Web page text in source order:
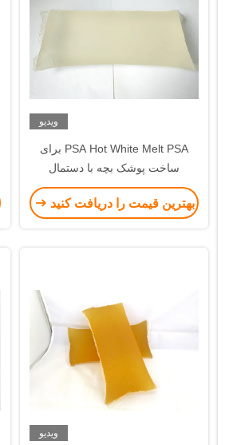
ویدیو
PSA Hot White Melt PSA برای
ساخت پوشک بچه با دستمال
بهداشتی
بهترین قیمت را دریافت کنید
ویدیو